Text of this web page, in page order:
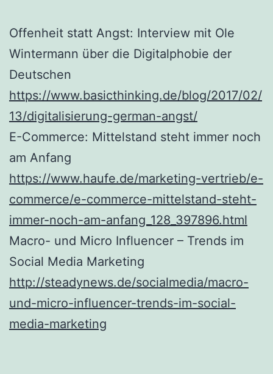
Offenheit statt Angst: Interview mit Ole
Wintermann über die Digitalphobie der
Deutschen
https://www.basicthinking.de/blog/2017/02/
13/digitalisierung-german-angst/
E-Commerce: Mittelstand steht immer noch
am Anfang
https://www.haufe.de/marketing-vertrieb/e-
commerce/e-commerce-mittelstand-steht-
immer-noch-am-anfang_128_397896.html
Macro- und Micro Influencer – Trends im
Social Media Marketing
http://steadynews.de/socialmedia/macro-
und-micro-influencer-trends-im-social-
media-marketing